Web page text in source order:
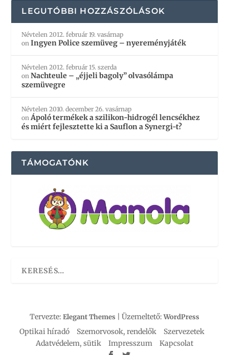
LEGUTÓBBI HOZZÁSZÓLÁSOK
Névtelen 2012. február 19. vasárnap
onIngyen Police szemüveg – nyereményjáték
Névtelen 2012. február 15. szerda
onNachteule – „éjjeli bagoly” olvasólámpa
szemüvegre
Névtelen 2010. december 26. vasárnap
onÁpoló termékek a szilikon-hidrogél lencsékhez
és miért fejlesztette ki a Sauflon a Synergi-t?
TÁMOGATÓNK
Tervezte: Elegant Themes | Üzemeltető: WordPress
Optikai híradó Szemorvosok, rendelők
Szervezetek
Adatvédelem, sütik
Impresszum Kapcsolat